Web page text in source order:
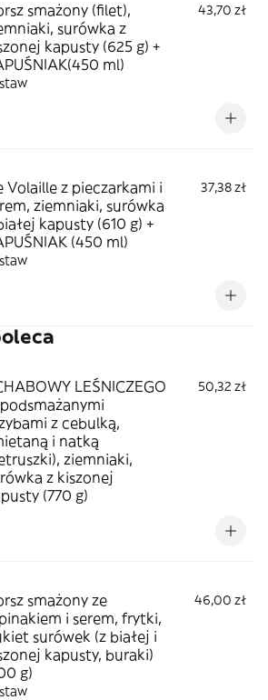
smażony (filet),
surówka z
kapusty (625 g) +
ml)
43,70 zł
Volaille z pieczarkami i
ziemniaki, surówka
kapusty (610 g) +
(450 ml)
37,38 zł
LEŚNICZEGO
z cebulką,
i natką
ziemniaki,
z kiszonej
(770 g)
50,32 zł
smażony ze
i serem, frytki,
surówek (z białej i
kapusty, buraki)
g)
46,00 zł